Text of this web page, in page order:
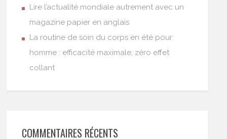
Lire l’actualité mondiale autrement avec un
magazine papier en anglais
La routine de soin du corps en été pour
homme : efficacité maximale, zéro effet
collant
COMMENTAIRES RÉCENTS